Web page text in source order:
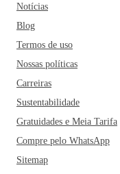
Notícias
Blog
Termos de uso
Nossas políticas
Carreiras
Sustentabilidade
Gratuidades e Meia Tarifa
Compre pelo WhatsApp
Sitemap